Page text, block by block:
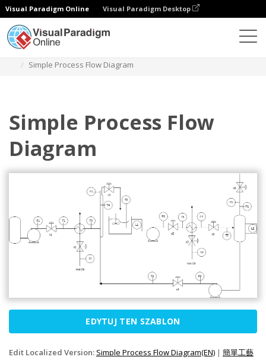
Visual Paradigm Online Visual Paradigm Desktop
Simple Process Flow Diagram
Simple Process Flow
Diagram
EDYTUJ TEN SZABLON
Edit Localized Version: Simple Process Flow Diagram(EN) | 簡單工藝